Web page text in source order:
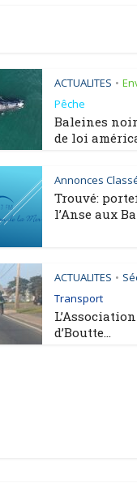
ACTUALITES •
Pêche
Baleines
de loi
Annonces
Trouvé:
l’Anse aux
ACTUALITES •
Transport
d’Boutte...